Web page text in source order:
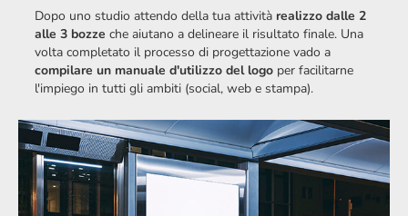
Dopo uno studio attendo della tua attività realizzo dalle 2
alle 3 bozze che aiutano adelineare il risultato finale. Una
volta completato il processo di progettazione vado a
compilare un manuale d'utilizzo del logo per facilitarne
l'impiego in tutti gli ambiti (social, web e stampa).